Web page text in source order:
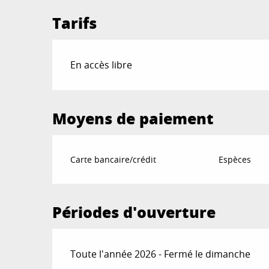
Tarifs
En accès libre
Moyens de paiement
Carte bancaire/crédit Espèces
Périodes d'ouverture
Toute l'année 2026 - Fermé le dimanche